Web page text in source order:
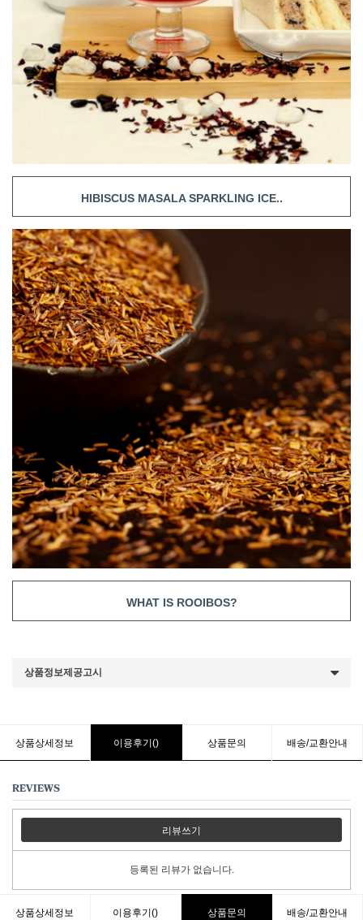
HIBISCUS MASALA SPARKLING ICE..
WHAT IS ROOIBOS?
상품정보제공고시
상품상세정보 이용후기() 상품문의 배송/교환안내
REVIEWS
리뷰쓰기
등록된 리뷰가 없습니다.
상품상세정보 이용후기() 상품문의 배송/교환안내